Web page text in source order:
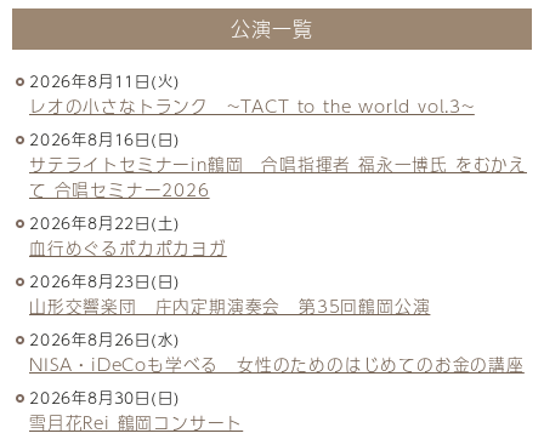
公演一覧
2026年8月11日(火)
レオの小さなトランク ~TACT to the world vol.3~
2026年8月16日(日)
サテライトセミナーin鶴岡 合唱指揮者 福永一博氏 をむかえ
て 合唱セミナー2026
2026年8月22日(土)
血行めぐるポカポカヨガ
2026年8月23日(日)
山形交響楽団 庄内定期演奏会 第35回鶴岡公演
2026年8月26日(水)
NISA・iDeCoも学べる 女性のためのはじめてのお金の講座
2026年8月30日(日)
雪月花Rei 鶴岡コンサート